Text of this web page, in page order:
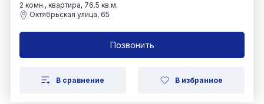
2 комн., квартира, 76.5 кв.м.
Октябрьская улица, 65
Позвонить
В сравнение В избранное